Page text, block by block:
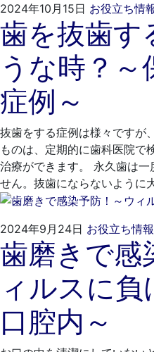
2024年10月15日 お役立ち情
歯を抜歯す
うな時？～
症例～
抜歯をする症例は様々ですが
ものは、定期的に歯科医院で
治療ができます。 永久歯は
せん。抜歯にならないように
2024年9月24日 お役立ち情報
歯磨きで感
ィルスに
口腔内～